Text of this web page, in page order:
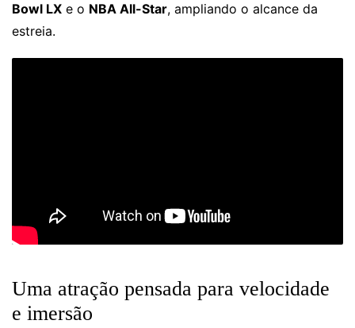
Bowl LX e o NBA All-Star, ampliando o alcance da
estreia.
Uma atração pensada para velocidade
e imersão